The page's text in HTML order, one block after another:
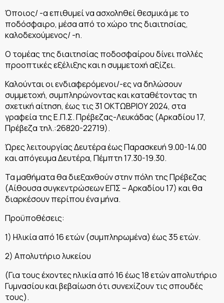
Όποιος/ -α επιθυμεί να ασχοληθεί θεσμικά με το
ποδόσφαιρο, μέσα από το χώρο της διαιτησίας,
καλοδεχούμενος/ -η.
Ο τομέας της διαιτησίας ποδοσφαίρου δίνει πολλές
προοπτικές εξέλιξης και η συμμετοχή αξίζει.
Καλούνται οι ενδιαφερόμενοι/-ες να δηλώσουν
συμμετοχή, συμπληρώνοντας και καταθέτοντας τη
σχετική αίτηση, έως τις 31 ΟΚΤΩΒΡΙΟΥ 2024, στα
γραφεία της Ε.Π.Σ. Πρέβεζας-Λευκάδας (Αρκαδίου 17,
Πρέβεζα τηλ.:26820-22719).
Ώρες λειτουργίας Δευτέρα έως Παρασκευή 9.00-14.00
και απόγευμα Δευτέρα, Πέμπτη 17.30-19.30.
Τα μαθήματα θα διεξαχθούν στην πόλη της Πρέβεζας
(Αίθουσα συγκεντρώσεων ΕΠΣ – Αρκαδίου 17) και θα
διαρκέσουν περίπου ένα μήνα.
Προϋποθέσεις:
1) Ηλικία από 16 ετών (συμπληρωμένα) έως 35 ετών.
2) Απολυτήριο λυκείου
(Για τους έχοντες ηλικία από 16 έως 18 ετών απολυτήριο
Γυμνασίου και βεβαίωση ότι συνεχίζουν τις σπουδές
τους).